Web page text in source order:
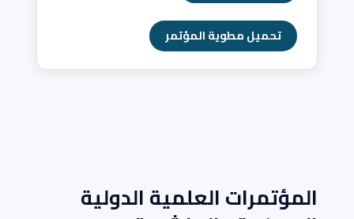
تحميل مطوية المؤتمر
المؤتمرات العلمية الدولية